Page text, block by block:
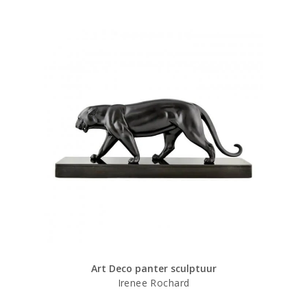
Art Deco panter sculptuur
Irenee Rochard